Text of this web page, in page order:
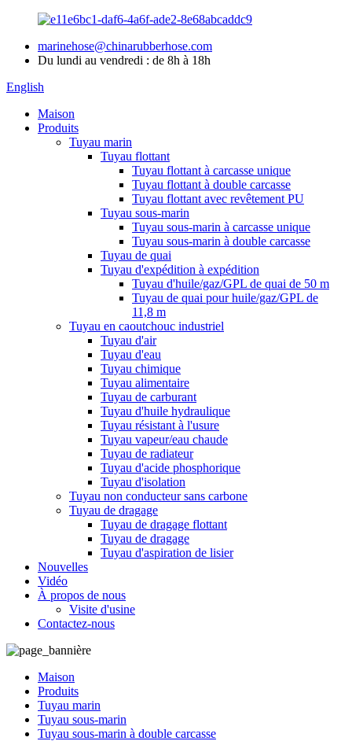
marinehose@chinarubberhose.com
Du lundi au vendredi : de 8h à 18h
English
Maison
Produits
Tuyau marin
Tuyau flottant
Tuyau flottant à carcasse unique
Tuyau flottant à double carcasse
Tuyau flottant avec revêtement PU
Tuyau sous-marin
Tuyau sous-marin à carcasse unique
Tuyau sous-marin à double carcasse
Tuyau de quai
Tuyau d'expédition à expédition
Tuyau d'huile/gaz/GPL de quai de 50 m
Tuyau de quai pour huile/gaz/GPL de
11,8 m
Tuyau en caoutchouc industriel
Tuyau d'air
Tuyau d'eau
Tuyau chimique
Tuyau alimentaire
Tuyau de carburant
Tuyau d'huile hydraulique
Tuyau résistant à l'usure
Tuyau vapeur/eau chaude
Tuyau de radiateur
Tuyau d'acide phosphorique
Tuyau d'isolation
Tuyau non conducteur sans carbone
Tuyau de dragage
Tuyau de dragage flottant
Tuyau de dragage
Tuyau d'aspiration de lisier
Nouvelles
Vidéo
À propos de nous
Visite d'usine
Contactez-nous
Maison
Produits
Tuyau marin
Tuyau sous-marin
Tuyau sous-marin à double carcasse